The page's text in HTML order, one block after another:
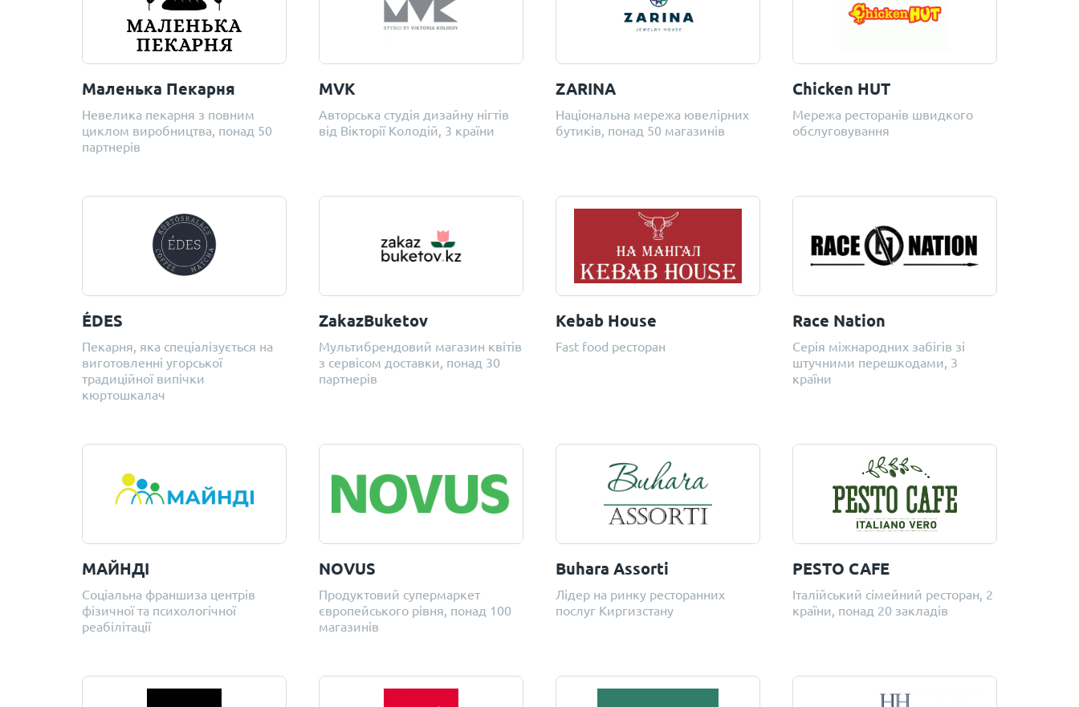
Маленька Пекарня
Невелика пекарня з повним
циклом виробництва, понад 50
партнерів
MVK
Авторська студія дизайну нігтів
від Вікторії Колодій, 3 країни
ZARINA
Національна мережа ювелірних
бутиків, понад 50 магазинів
Chicken HUT
Мережа ресторанів швидкого
обслуговування
ÉDES
Пекарня, яка спеціалізується на
виготовленні угорської
традиційної випічки
кюртошкалач
ZakazBuketov
Мультибрендовий магазин квітів
з сервісом доставки, понад 30
партнерів
Kebab House
Fast food ресторан
Race Nation
Серія міжнародних забігів зі
штучними перешкодами, 3
країни
МАЙНДІ
Соціальна франшиза центрів
фізичної та психологічної
реабілітації
NOVUS
Продуктовий супермаркет
європейського рівня, понад 100
магазинів
Buhara Assorti
Лідер на ринку ресторанних
послуг Киргизстану
PESTO CAFE
Італійський сімейний ресторан, 2
країни, понад 20 закладів